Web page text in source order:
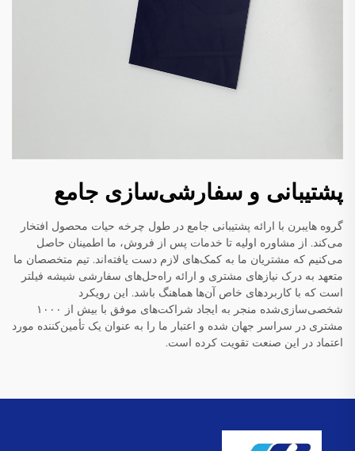
پشتیبانی و سفارشی‌سازی جامع
گروه هایبرن با ارائه پشتیبانی جامع در طول چرخه حیات محصول افتخار
می‌کند. از مشاوره اولیه تا خدمات پس از فروش، ما اطمینان حاصل
می‌کنیم که مشتریان ما به کمک‌های لازم دست یافته‌اند. تیم متخصصان ما
متعهد به درک نیازهای مشتری و ارائه راه‌حل‌های سفارشی شیشه فیلتر
است که با کاربردهای خاص آن‌ها هماهنگ باشد. این رویکرد
شخصی‌سازی‌شده منجر به ایجاد شراکت‌های موفق با بیش از ۱۰۰۰
مشتری در سراسر جهان شده و اعتبار ما را به عنوان یک تأمین‌کننده مورد
اعتماد در این صنعت تقویت کرده است.